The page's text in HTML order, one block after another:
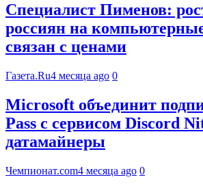
Специалист Пименов:
россиян на
связан с ценами
Газета.Ru4 месяца ago 0
Microsoft объединит
Pass с сервисом Discord
датамайнеры
Чемпионат.com4 месяца ago 0